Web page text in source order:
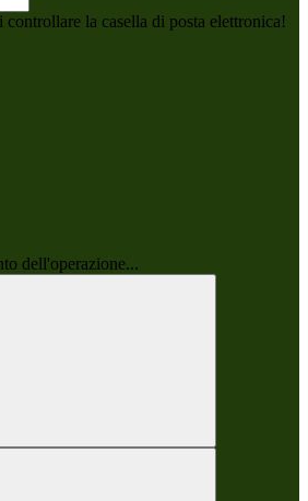
la casella di posta elettronica!
dell'operazione...